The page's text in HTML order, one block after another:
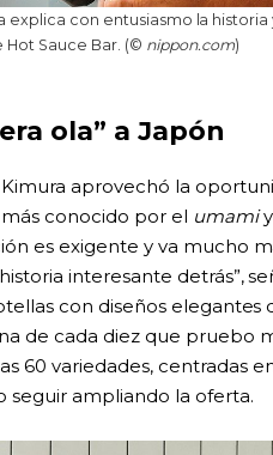
explica con entusiasmo la
Sauce Bar. (© nippon.com)
ola” a Japón
aprovechó la
conocido por el umamiy
es exigente y va mucho
interesante detrás”,
con diseños
de cada diez que pruebo
60 variedades, centradas
seguir ampliando la oferta.